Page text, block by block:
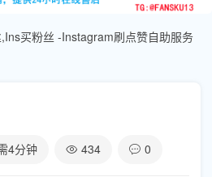
买粉丝 -Instagram刷点赞自助服务
4分钟 434 0